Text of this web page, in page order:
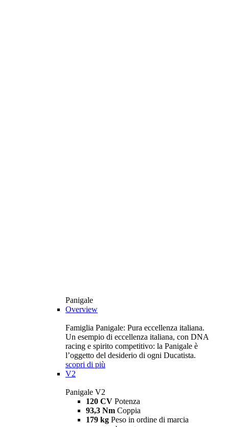
Panigale
Overview
Famiglia Panigale: Pura eccellenza italiana.
Un esempio di eccellenza italiana, con DNA
racing e spirito competitivo: la Panigale è
l’oggetto del desiderio di ogni Ducatista.
scopri di più
V2
Panigale V2
120 CV Potenza
93,3 Nm Coppia
179 kg Peso in ordine di marcia